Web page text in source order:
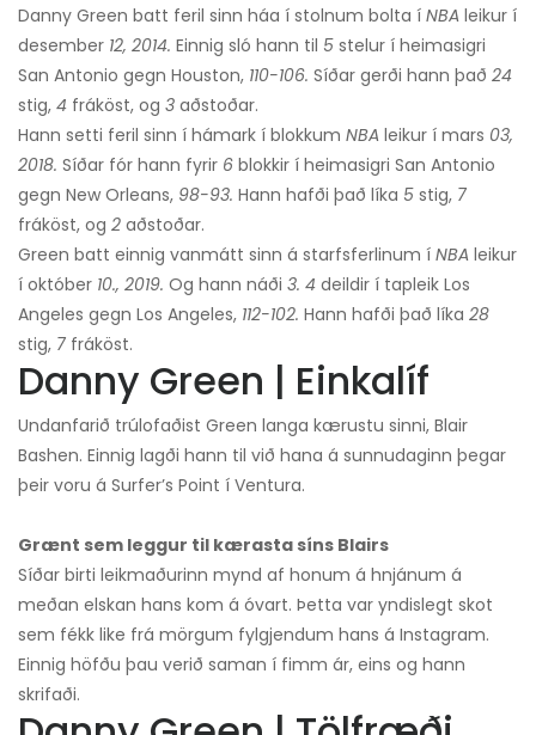
Danny Green batt feril sinn háa í stolnum bolta í NBA leikur í
desember 12, 2014. Einnig sló hann til 5 stelur í heimasigri
San Antonio gegn Houston, 110-106. Síðar gerði hann það 24
stig, 4 fráköst, og 3 aðstoðar.
Hann setti feril sinn í hámark í blokkum NBA leikur í mars 03,
2018. Síðar fór hann fyrir 6 blokkir í heimasigri San Antonio
gegn New Orleans, 98-93. Hann hafði það líka 5 stig, 7
fráköst, og 2 aðstoðar.
Green batt einnig vanmátt sinn á starfsferlinum í NBA leikur
í október 10., 2019. Og hann náði 3. 4 deildir í tapleik Los
Angeles gegn Los Angeles, 112-102. Hann hafði það líka 28
stig, 7 fráköst.
Danny Green | Einkalíf
Undanfarið trúlofaðist Green langa kærustu sinni, Blair
Bashen. Einnig lagði hann til við hana á sunnudaginn þegar
þeir voru á Surfer’s Point í Ventura.
Grænt sem leggur til kærasta síns Blairs
Síðar birti leikmaðurinn mynd af honum á hnjánum á
meðan elskan hans kom á óvart. Þetta var yndislegt skot
sem fékk like frá mörgum fylgjendum hans á Instagram.
Einnig höfðu þau verið saman í fimm ár, eins og hann
skrifaði.